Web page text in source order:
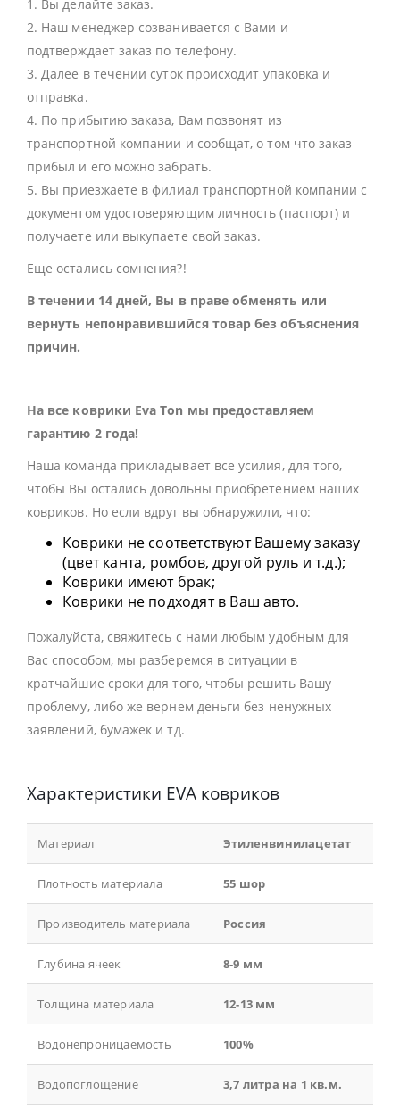
1. Вы делайте заказ.
2. Наш менеджер созванивается с Вами и
подтверждает заказ по телефону.
3. Далее в течении суток происходит упаковка и
отправка.
4. По прибытию заказа, Вам позвонят из
транспортной компании и сообщат, о том что заказ
прибыл и его можно забрать.
5. Вы приезжаете в филиал транспортной компании с
документом удостоверяющим личность (паспорт) и
получаете или выкупаете свой заказ.
Еще остались сомнения?!
В течении 14 дней, Вы в праве обменять или
вернуть непонравившийся товар без объяснения
причин.
На все коврики Eva Ton мы предоставляем
гарантию 2 года!
Наша команда прикладывает все усилия, для того,
чтобы Вы остались довольны приобретением наших
ковриков. Но если вдруг вы обнаружили, что:
Коврики не соответствуют Вашему заказу
(цвет канта, ромбов, другой руль и т.д.);
Коврики имеют брак;
Коврики не подходят в Ваш авто.
Пожалуйста, свяжитесь с нами любым удобным для
Вас способом, мы разберемся в ситуации в
кратчайшие сроки для того, чтобы решить Вашу
проблему, либо же вернем деньги без ненужных
заявлений, бумажек и тд.
Характеристики EVA ковриков
Материал Этиленвинилацетат
Плотность материала 55 шор
Производитель материала Россия
Глубина ячеек 8-9 мм
Толщина материала 12-13 мм
Водонепроницаемость 100%
Водопоглощение 3,7 литра на 1 кв.м.